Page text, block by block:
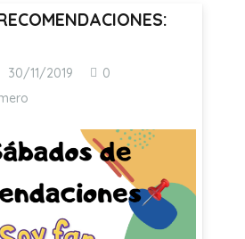
30/11/2019
0